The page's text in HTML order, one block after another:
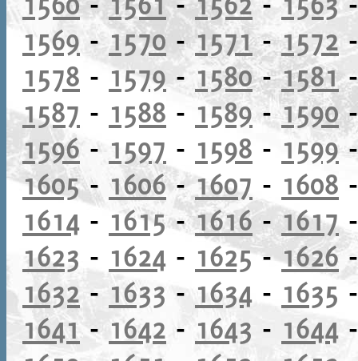
1569 -1570-1571-1572
1578 - 1579 -1580-1581
1587 - 1588 - 1589-1590
1596- 1597 - 1598 - 1599
1605- 1606-1607 - 1608
1614 - 1615-1616- 1617
1623 - 1624 - 1625-1626
1632 -1633 - 1634 - 1635
1641- 1642 - 1643 - 1644